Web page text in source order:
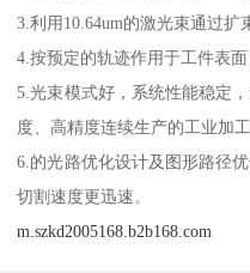
3.利用10.64um的激光束通过扩
4.按预定的轨迹作用于工件表
5.光束模式好，系统性能稳定
度、高精度连续生产的工业加工
6.的光路优化设计及图形路径
切割速度更迅速。
m.szkd2005168.b2b168.com